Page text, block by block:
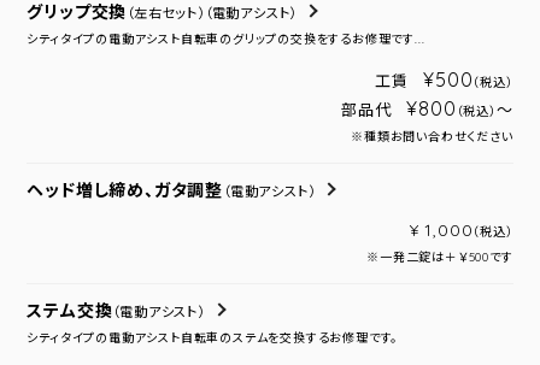
グリップ交換 （左右セット） （電動アシスト）
シティタイプの電動アシスト自転車のグリップの交換をするお修理です...
工賃 ¥500 （税込）
部品代 ¥800 （税込） ～
※種類お問い合わせください
ヘッド増し締め、ガタ調整 （電動アシスト）
¥ 1,000 （税込）
※一発二錠は＋￥500です
ステム交換 （電動アシスト）
シティタイプの電動アシスト自転車のステムを交換するお修理です。